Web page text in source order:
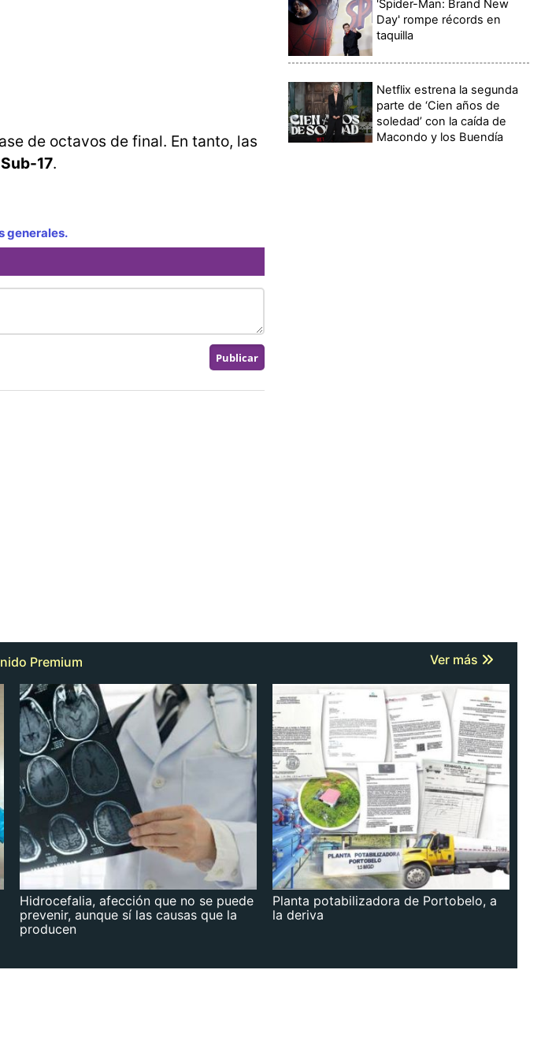
de octavos de final. En tanto, las
17.
generales.
'Spider-Man: Brand New
Day' rompe récords en
taquilla
Netflix estrena la segunda
parte de ‘Cien años de
soledad’ con la caída de
Macondo y los Buendía
Premium Ver más
Hidrocefalia, afección que no se puede
prevenir, aunque sí las causas que la
producen
Planta potabilizadora de Portobelo, a
la deriva